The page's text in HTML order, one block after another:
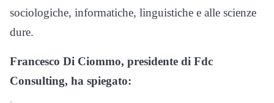
sociologiche, informatiche, linguistiche e alle scienze
dure.
Francesco Di Ciommo, presidente di Fdc
Consulting, ha spiegato: